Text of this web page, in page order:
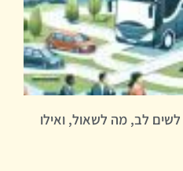
לב, מה לשאול, ואילו